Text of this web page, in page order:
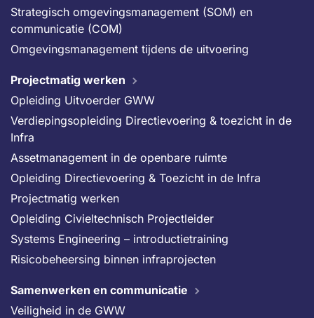
Strategisch omgevingsmanagement (SOM) en
communicatie (COM)
Omgevingsmanagement tijdens de uitvoering
Projectmatig werken
Opleiding Uitvoerder GWW
Verdiepingsopleiding Directievoering & toezicht in de
Infra
Assetmanagement in de openbare ruimte
Opleiding Directievoering & Toezicht in de Infra
Projectmatig werken
Opleiding Civieltechnisch Projectleider
Systems Engineering – introductietraining
Risicobeheersing binnen infraprojecten
Samenwerken en communicatie
Veiligheid in de GWW